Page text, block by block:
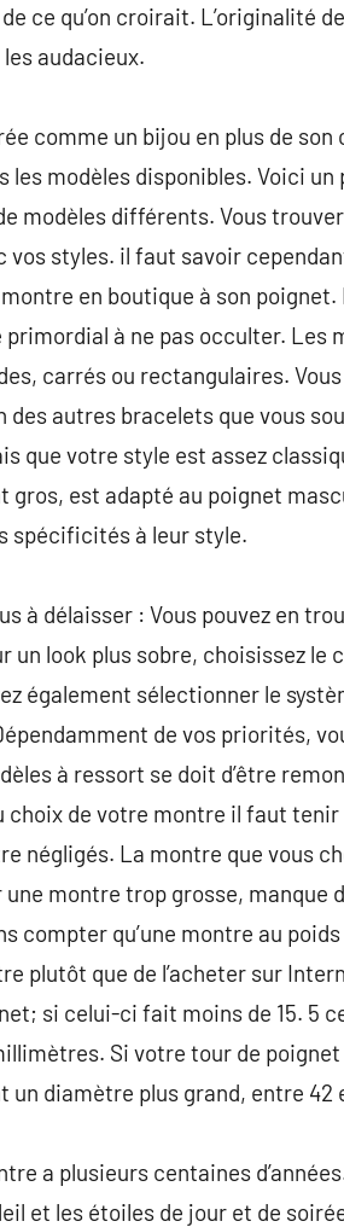
ce qu’on croirait. L’originalité
audacieux.
comme un bijou en plus de
modèles disponibles. Voici
modèles différents. Vous
vos styles. il faut savoir
en boutique à son
à ne pas occulter. Les
carrés ou rectangulaires.
autres bracelets que vous
que votre style est assez
gros, est adapté au poignet
spécificités à leur style.
à délaisser : Vous pouvez en
un look plus sobre, choisissez le
également sélectionner le
de vos priorités,
à ressort se doit d’être
de votre montre il faut
négligés. La montre que vous
montre trop grosse, manque
compter qu’une montre au
plutôt que de l’acheter sur
si celui-ci fait moins de 15. 5
Si votre tour de
un diamètre plus grand, entre
a plusieurs centaines
et les étoiles de jour et de